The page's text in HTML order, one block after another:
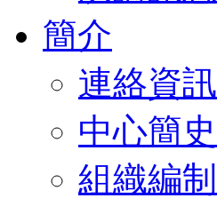
簡介
連絡資訊
中心簡史
組織編制